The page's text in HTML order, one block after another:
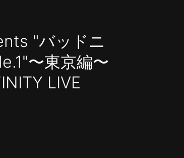
"バッドニ
〜東京編〜
LIVE